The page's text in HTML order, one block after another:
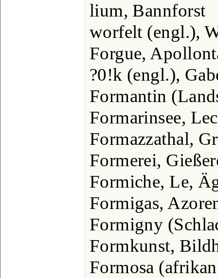
lium, Bannforst
worfelt (engl.),
Forgue,
?0!k (engl.),
Formantin
Formarinsee,
Formazzathal,
Formerei,
Formiche, Le,
Formigas,
Formigny
Formkunst,
Formosa